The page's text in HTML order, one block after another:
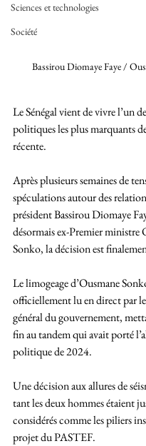
Sciences et technologies
Société
Bassirou Diomaye Faye /
Le Sénégal vient de vivre l’un
politiques les plus marquants
récente.
Après plusieurs semaines de
spéculations autour des
président Bassirou Diomaye
désormais ex-Premier ministre
Sonko, la décision est
Le limogeage d’Ousmane
officiellement lu en direct par
général du gouvernement,
fin au tandem qui avait porté
politique de 2024.
Une décision aux allures de
tant les deux hommes étaient
considérés comme les piliers
projet du PASTEF.